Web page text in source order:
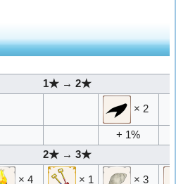
1★ → 2★
× 2
+ 1%
2★ → 3★
× 4 × 1 × 3